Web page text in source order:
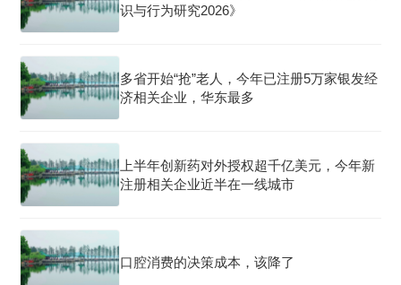
识与行为研究2026》
多省开始“抢”老人，今年已注册5万家银发经
济相关企业，华东最多
上半年创新药对外授权超千亿美元，今年新
注册相关企业近半在一线城市
口腔消费的决策成本，该降了